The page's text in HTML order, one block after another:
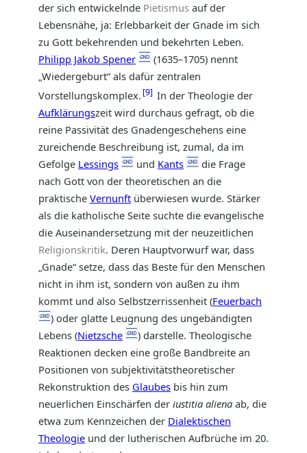
der sich entwickelnde Pietismus auf der
Lebensnähe, ja: Erlebbarkeit der Gnade im sich
zu Gott bekehrenden und bekehrten Leben.
Philipp Jakob Spener
(1635–1705) nennt
„Wiedergeburt“ als dafür zentralen
Vorstellungskomplex. 9 In der Theologie der
Aufklärungszeit wird durchaus gefragt, ob die
reine Passivität des Gnadengeschehens eine
zureichende Beschreibung ist, zumal, da im
Gefolge Lessings und Kants
die Frage
nach Gott von der theoretischen an die
praktische Vernunft überwiesen wurde. Stärker
als die katholische Seite suchte die evangelische
die Auseinandersetzung mit der neuzeitlichen
Religionskritik. Deren Hauptvorwurf war, dass
„Gnade“ setze, dass das Beste für den Menschen
nicht in ihm ist, sondern von außen zu ihm
kommt und also Selbstzerrissenheit (Feuerbach
) oder glatte Leugnung des ungebändigten
Lebens (Nietzsche
) darstelle. Theologische
Reaktionen decken eine große Bandbreite an
Positionen von subjektivitätstheoretischer
Rekonstruktion des Glaubes bis hin zum
neuerlichen Einschärfen der iustitia aliena ab, die
etwa zum Kennzeichen der Dialektischen
Theologie und der lutherischen Aufbrüche im 20.